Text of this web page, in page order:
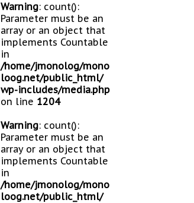
Warning: count():
Parameter must be an
array or an object that
implements Countable
in
/home/jmonolog/mono
loog.net/public_html/
wp-includes/media.php
on line 1204
Warning: count():
Parameter must be an
array or an object that
implements Countable
in
/home/jmonolog/mono
loog.net/public_html/